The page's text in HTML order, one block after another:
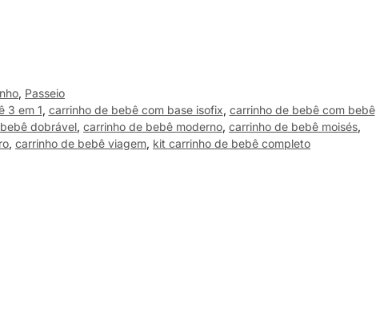
, Passeio
3 em 1, carrinho de bebê com base isofix, carrinho de bebê com bebê
dobrável, carrinho de bebê moderno, carrinho de bebê moisés,
, carrinho de bebê viagem, kit carrinho de bebê completo